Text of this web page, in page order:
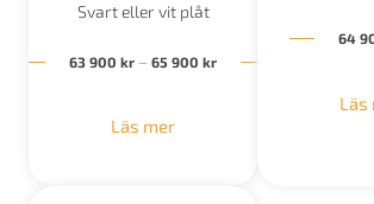
Svart eller vit plåt
63 900 kr – 65 900 krPrisintervall: 63 900
Läs mer
64
Läs